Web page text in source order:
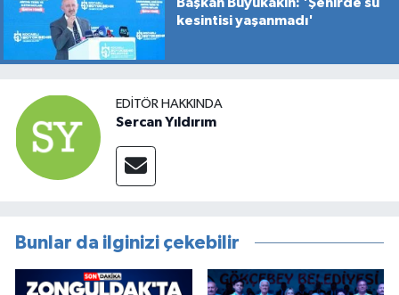
Başkan Büyükakın: 'Şehirde su
kesintisi yaşanmadı'
EDITÖR HAKKINDA
Sercan Yıldırım
Bunlar da ilginizi çekebilir